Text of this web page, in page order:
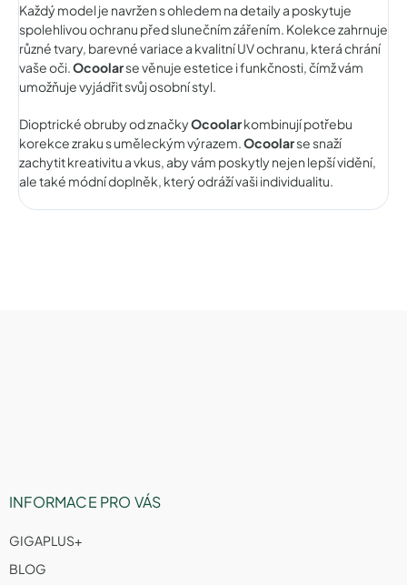
Každý model je navržen s ohledem na detaily a poskytuje
spolehlivou ochranu před slunečním zářením. Kolekce zahrnuje
různé tvary, barevné variace a kvalitní UV ochranu, která chrání
vaše oči.Ocoolarse věnuje estetice i funkčnosti, čímž vám
umožňuje vyjádřit svůj osobní styl.
Dioptrické obruby od značkyOcoolarkombinují potřebu
korekce zraku s uměleckým výrazem.Ocoolarse snaží
zachytit kreativitu a vkus, aby vám poskytly nejen lepší vidění,
ale také módní doplněk, který odráží vaši individualitu.
INFORMACE PRO VÁS
GIGAPLUS+
BLOG